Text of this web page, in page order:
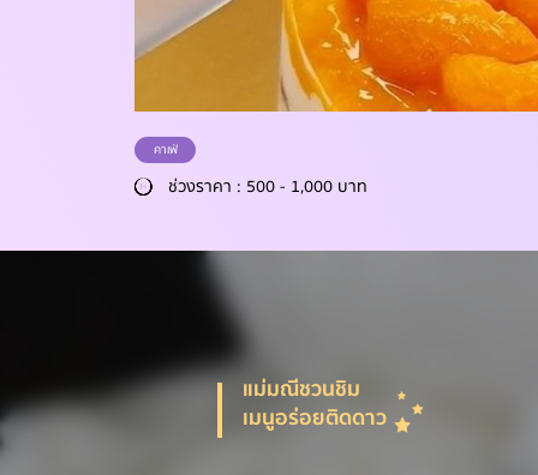
คาเฟ่
ช่วงราคา : 500 - 1,000 บาท
แม่มณีชวนชิม
เมนูอร่อยติดดาว